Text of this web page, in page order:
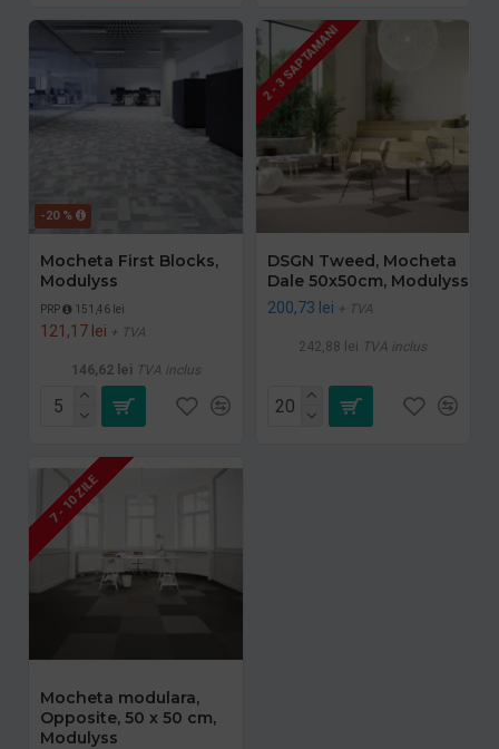
-20 %
Mocheta First Blocks,
Modulyss
PRP 151,46 lei
121,17 lei + TVA
146,62 lei TVA inclus
2 - 3 SAPTAMANI
DSGN Tweed, Mocheta
Dale 50x50cm, Modulyss
200,73 lei + TVA
242,88 lei TVA inclus
7 - 10 ZILE
Mocheta modulara,
Opposite, 50 x 50 cm,
Modulyss